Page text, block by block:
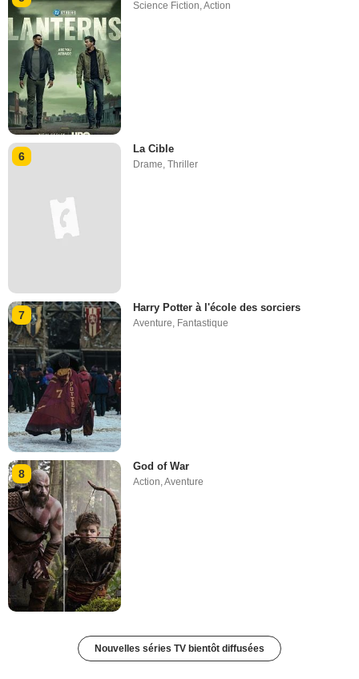
Science Fiction ,Action
6
La Cible
Drame,Thriller
7
Harry Potter à l'école des sorciers
Aventure, Fantastique
8
God of War
Action,Aventure
Nouvelles séries TV bientôt diffusées